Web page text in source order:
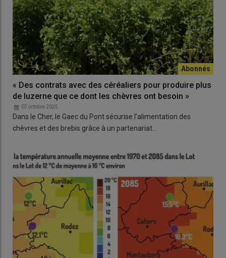
« Des contrats avec des céréaliers pour produire plus
de luzerne que ce dont les chèvres ont besoin »
07 octobre 2025
Dans le Cher, le Gaec du Pont sécurise l’alimentation des
chèvres et des brebis grâce à un partenariat…